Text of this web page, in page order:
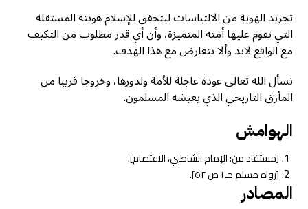
تجريد الهوية من الالتباسات ليتحقق للإسلام هويته المستقلة
التي تقوم عليها أمته المتميزة، وأن أي قدر مطلوب من التكيف
مع الواقع لابد وألا يتعارض مع هذا الهدف.
نسأل الله تعالى عودة عاجلة للأمة ولدورها، وخروجا قريبا من
المأزق التاريخي الذي يعيشه المسلمون.
الهوامش
[مستفاد من: الإمام الشاطبي، الاعتصام].
[رواه مسلم جـ ١ ص ٥٢].
المصادر